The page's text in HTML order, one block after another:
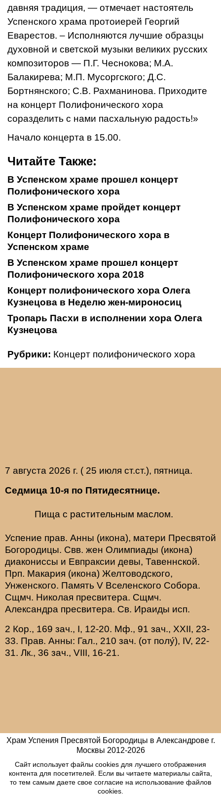
давняя традиция, — отмечает настоятель
Успенского храма протоиерей Георгий
Еварестов. – Исполняются лучшие образцы
духовной и светской музыки великих русских
композиторов — П.Г. Чеснокова; М.А.
Балакирева; М.П. Мусоргского; Д.С.
Бортнянского; С.В. Рахманинова. Приходите
на концерт Полифонического хора
соразделить с нами пасхальную радость!»
Начало концерта в 15.00.
Читайте Также:
В Успенском храме прошел концерт
Полифонического хора
В Успенском храме пройдет концерт
Полифонического хора
Концерт Полифонического хора в
Успенском храме
В Успенском храме прошел концерт
Полифонического хора 2018
Концерт полифонического хора Олега
Кузнецова в Неделю жен-мироносиц
Тропарь Пасхи в исполнении хора Олега
Кузнецова
Рубрики: Концерт полифонического хора
7 августа 2026 г. ( 25 июля ст.ст.), пятница.
Седмица 10-я по Пятидесятнице.
Пища с растительным маслом.
Успение прав. Анны (икона), матери Пресвятой
Богородицы. Свв. жен Олимпиады (икона)
диакониссы и Евпраксии девы, Тавеннской.
Прп. Макария (икона) Желтоводского,
Унженского. Память V Вселенского Собора.
Сщмч. Николая пресвитера. Сщмч.
Александра пресвитера. Св. Ираиды исп.
2 Кор., 169 зач., I, 12-20. Мф., 91 зач., XXII, 23-
33. Прав. Анны: Гал., 210 зач. (от полу́), IV, 22-
31. Лк., 36 зач., VIII, 16-21.
Храм Успения Пресвятой Богородицы в Александрове г.
Москвы 2012-2026
Сайт использует файлы cookies для лучшего отображения
контента для посетителей. Если вы читаете материалы сайта,
то тем самым даете свое согласие на использование файлов
cookies.